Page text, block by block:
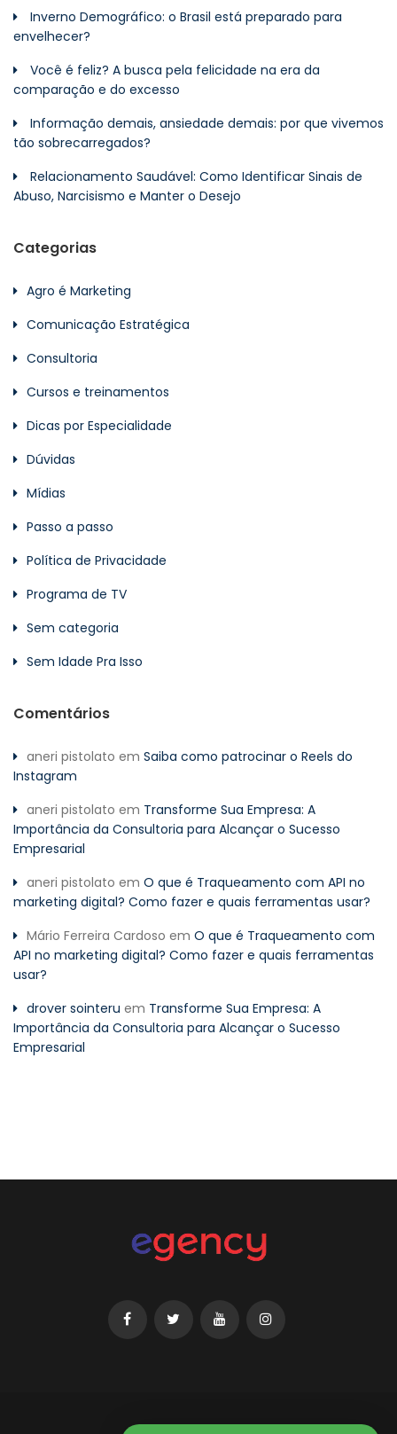
Inverno Demográfico: o Brasil está preparado para
envelhecer?
Você é feliz? A busca pela felicidade na era da
comparação e do excesso
Informação demais, ansiedade demais: por que vivemos
tão sobrecarregados?
Relacionamento Saudável: Como Identificar Sinais de
Abuso, Narcisismo e Manter o Desejo
Categorias
Agro é Marketing
Comunicação Estratégica
Consultoria
Cursos e treinamentos
Dicas por Especialidade
Dúvidas
Mídias
Passo a passo
Política de Privacidade
Programa de TV
Sem categoria
Sem Idade Pra Isso
Comentários
aneri pistolato em Saiba como patrocinar o Reels do
Instagram
aneri pistolato em Transforme Sua Empresa: A
Importância da Consultoria para Alcançar o Sucesso
Empresarial
aneri pistolato em O que é Traqueamento com API no
marketing digital? Como fazer e quais ferramentas usar?
Mário Ferreira Cardoso em O que é Traqueamento com
API no marketing digital? Como fazer e quais ferramentas
usar?
drover sointeru em Transforme Sua Empresa: A
Importância da Consultoria para Alcançar o Sucesso
Empresarial